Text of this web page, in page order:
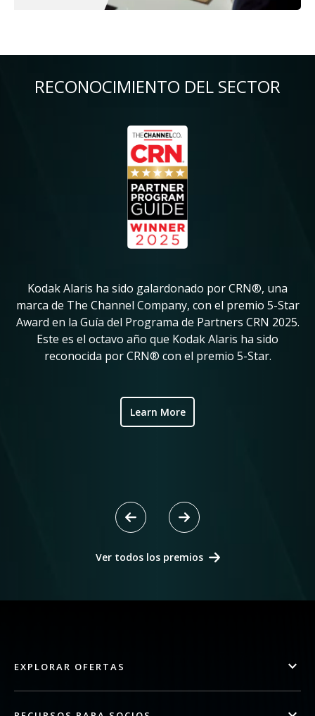
RECONOCIMIENTO DEL SECTOR
Kodak Alaris ha sido galardonado por CRN®, una
marca de The Channel Company, con el premio 5-Star
Award en la Guía del Programa de Partners CRN 2025.
Este es el octavo año que Kodak Alaris ha sido
reconocida por CRN® con el premio 5-Star.
Learn More
Ver todos los premios
EXPLORAR OFERTAS